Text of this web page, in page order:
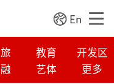
En
教育
开发区
艺体 更多